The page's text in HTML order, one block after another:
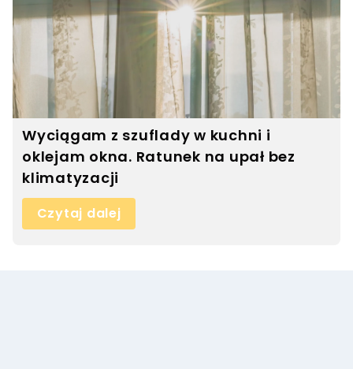
Wyciągam z szuflady w kuchni i
oklejam okna. Ratunek na upał bez
klimatyzacji
Czytaj dalej